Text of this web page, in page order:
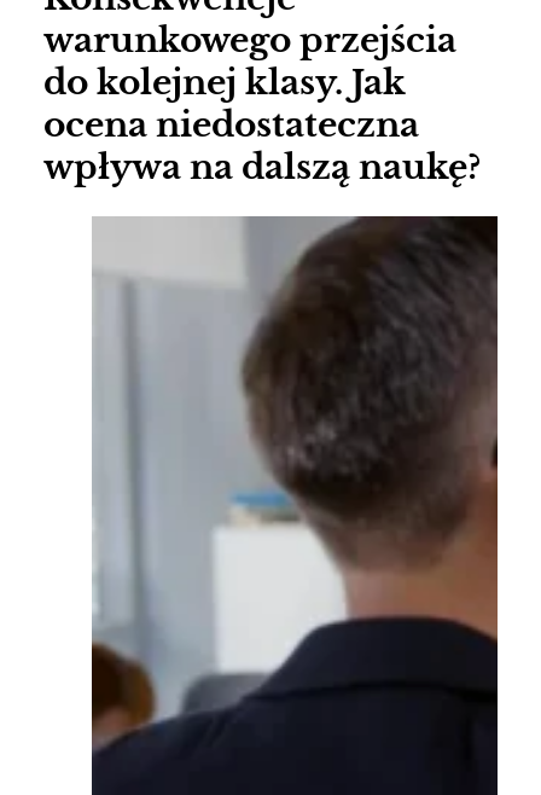
warunkowego przejścia
do kolejnej klasy. Jak
ocena niedostateczna
wpływa na dalszą naukę?